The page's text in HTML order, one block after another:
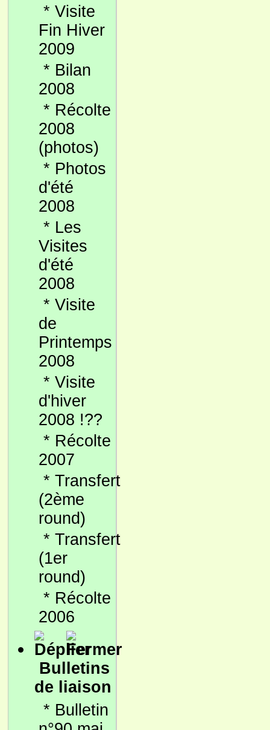
* Visite
Fin Hiver
2009
* Bilan
2008
* Récolte
2008
(photos)
* Photos
d'été
2008
* Les
Visites
d'été
2008
* Visite
de
Printemps
2008
* Visite
d'hiver
2008 !??
* Récolte
2007
* Transfert
(2ème
round)
* Transfert
(1er
round)
* Récolte
2006
Bulletins
de liaison
* Bulletin